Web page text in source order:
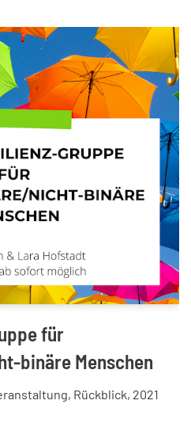
für
binäre Menschen
, Rückblick, 2021